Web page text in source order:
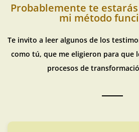
Probablemente te
mi método
Te invito a leer algunos de los
como tú, que me eligieron para que
procesos de